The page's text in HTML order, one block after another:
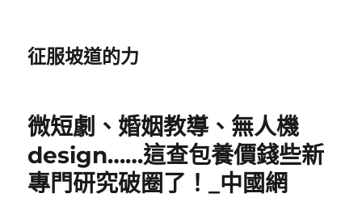
征服坡道的力
微短劇、婚姻教導、無人機
design……這查包養價錢些新
專門研究破圈了！_中國網